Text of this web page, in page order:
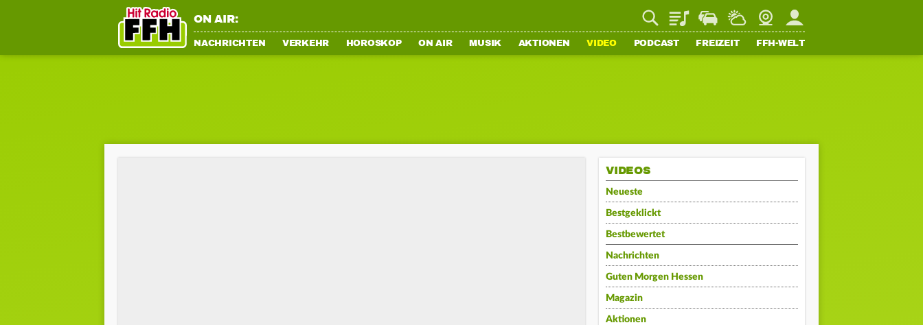
ON AIR: PlaylistStaupilotWetterWebcamMein FFH
NACHRICHTEN VERKEHR HOROSKOP ON AIR MUSIK AKTIONEN VIDEO PODCAST FREIZEIT FFH-WELT
VIDEOS
Neueste
Bestgeklickt
Bestbewertet
Nachrichten
Guten Morgen Hessen
Magazin
Aktionen